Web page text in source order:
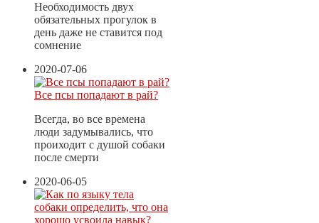
Необходимость двух
обязательных прогулок в
день даже не ставится под
сомнение
2020-07-06
Все псы попадают в рай?
Всегда, во все времена
люди задумывались, что
проиходит с душой собаки
после смерти
2020-06-05